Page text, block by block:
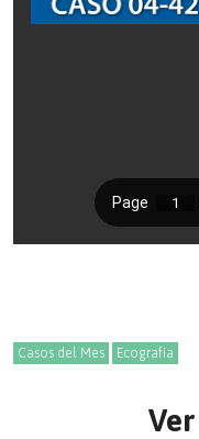
Casos del Mes Ecografía